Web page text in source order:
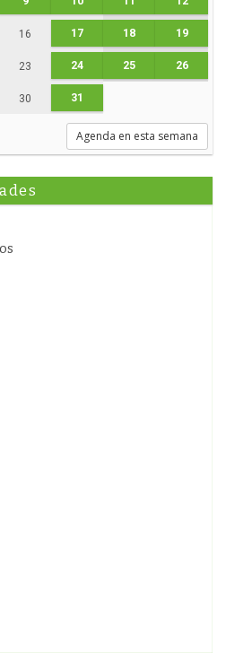
16 17 18 19
23 24 25 26
30 31
Agenda en esta semana